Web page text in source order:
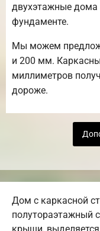
двухэтажные дома
фундаменте.
Мы можем
и 200 мм.
миллиметров
дороже.
Дом с каркасной
полутораэтажный